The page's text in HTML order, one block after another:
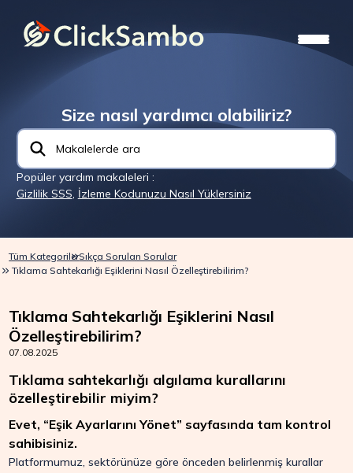
Size nasıl yardımcı olabiliriz?
Popüler yardım makaleleri :
Gizlilik SSS, İzleme Kodunuzu Nasıl Yüklersiniz
Tüm KategorilerSıkça Sorulan Sorular
Tıklama Sahtekarlığı Eşiklerini Nasıl Özelleştirebilirim?
Tıklama Sahtekarlığı Eşiklerini Nasıl
Özelleştirebilirim?
07.08.2025
Tıklama sahtekarlığı algılama kurallarını
özelleştirebilir miyim?
Evet, “Eşik Ayarlarını Yönet” sayfasında tam kontrol
sahibisiniz.
Platformumuz, sektörünüze göre önceden belirlenmiş kurallar